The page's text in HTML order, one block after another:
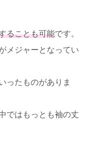
ることも可能です。
メジャーとなってい
ったものがありま
ではもっとも袖の丈